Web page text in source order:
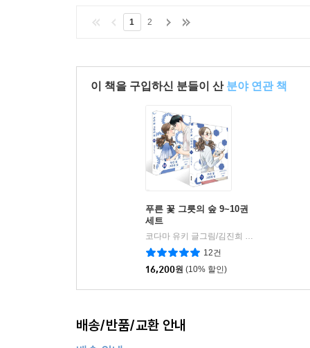
1 2
이 책을 구입하신 분들이 산 분야 연관 책
푸른 꽃 그릇의 숲 9~10권
세트
코다마 유키 글그림/김진희 역
12건
16,200원 (10% 할인)
배송/반품/교환 안내